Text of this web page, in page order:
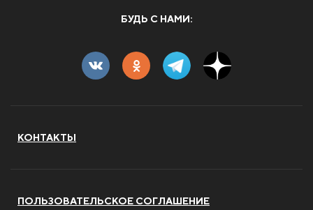
БУДЬ С НАМИ:
КОНТАКТЫ
ПОЛЬЗОВАТЕЛЬСКОЕ СОГЛАШЕНИЕ